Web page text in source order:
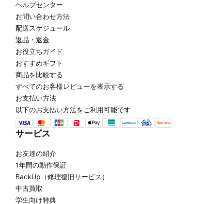
ヘルプセンター
お問い合わせ方法
配送スケジュール
返品・返金
お役立ちガイド
おすすめギフト
商品を比較する
すべてのお客様レビューを表示する
お支払い方法
以下のお支払い方法をご利用可能です
サービス
お友達の紹介
1年間の動作保証
BackUp（修理復旧サービス）
中古買取
学生向け特典